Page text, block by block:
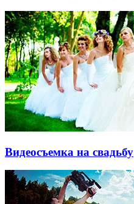
Видеосъемка на свадьбу